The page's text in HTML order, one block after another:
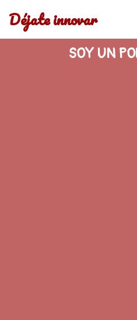
Saltar
Déjate innovar
SOY UN